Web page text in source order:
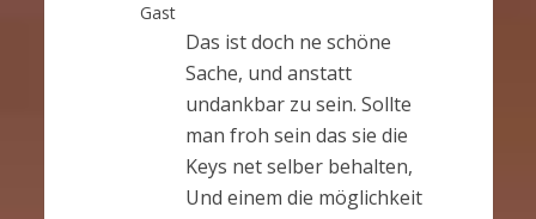
Gast
Das ist doch ne schöne
Sache, und anstatt
undankbar zu sein. Sollte
man froh sein das sie die
Keys net selber behalten,
Und einem die möglichkeit